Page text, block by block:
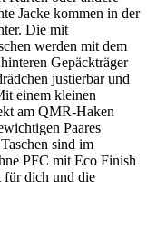
Jacke kommen in der
Die mit
werden mit dem
Gepäckträger
justierbar und
einem kleinen
am QMR-Haken
Paares
sind im
PFC mit Eco Finish
für dich und die